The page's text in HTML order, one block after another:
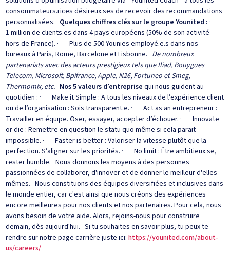
consommateurs.rices désireux.ses de recevoir des recommandations
personnalisées. Quelques chiffres clés sur le groupe Younited : ·
1 million de clients.es dans 4 pays européens (50% de son activité
hors de France). · Plus de 500 Younies employé.e.s dans nos
bureaux à Paris, Rome, Barcelone et Lisbonne. De nombreux
partenariats avec des acteurs prestigieux tels que Iliad, Bouygues
Telecom, Microsoft, Bpifrance, Apple, N26, Fortuneo et Smeg,
Thermomix, etc. Nos 5 valeurs d’entreprisequi nous guident au
quotidien : · Make it Simple : A tous les niveaux de l’expérience client
ou de l’organisation : Sois transparent.e. · Act as an entrepreneur :
Travailler en équipe. Oser, essayer, accepter d’échouer. · Innovate
or die : Remettre en question le statu quo même si cela parait
impossible. · Faster is better : Valoriser la vitesse plutôt que la
perfection. S’aligner sur les priorités. · No limit : Être ambitieux.se,
rester humble. Nous donnons les moyens à des personnes
passionnées de collaborer, d'innover et de donner le meilleur d'elles-
mêmes. Nous constituons des équipes diversifiées et inclusives dans
le monde entier, car c'est ainsi que nous créons des expériences
encore meilleures pour nos clients et nos partenaires. Pour cela, nous
avons besoin de votre aide. Alors, rejoins-nous pour construire
demain, dès aujourd'hui. Si tu souhaites en savoir plus, tu peux te
rendre sur notre page carrière juste ici:https://younited.com/about-
us/careers/